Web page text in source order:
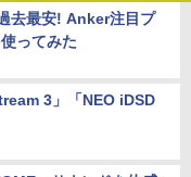
選10000P！｜高性
8GB 秒速起動新品SS
カメラ、テンキー選
ン オフィス付き Mic
去最安! Anker注目プ
ってみた
3」「NEO iDSD